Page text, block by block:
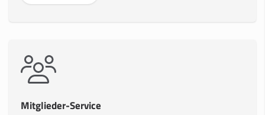
Mitglieder-Service